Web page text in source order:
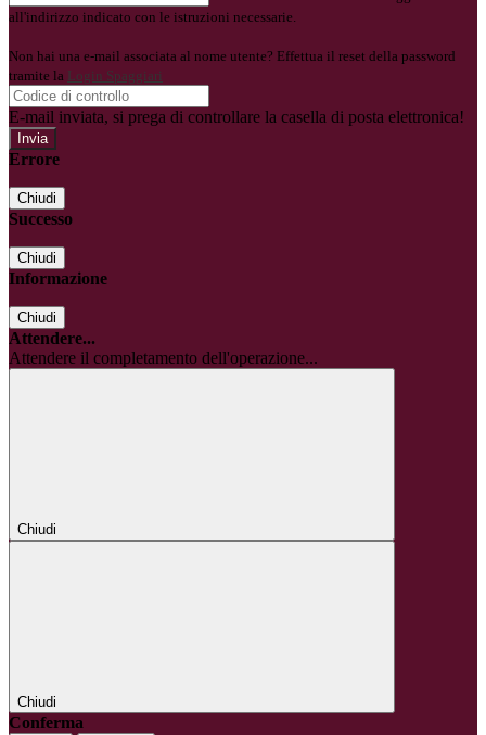
all'indirizzo indicato con le istruzioni necessarie.
Non hai una e-mail associata al nome utente? Effettua il reset della password
tramite la Login Spaggiari
E-mail inviata, si prega di controllare la casella di posta elettronica!
Errore
Chiudi
Successo
Chiudi
Informazione
Chiudi
Attendere...
Attendere il completamento dell'operazione...
Chiudi
Chiudi
Conferma